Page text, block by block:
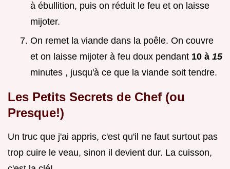
à ébullition, puis on réduit le feu et on laisse
mijoter.
On remet la viande dans la poêle. On couvre
et on laisse mijoter à feu doux pendant 10 à 15
minutes , jusqu'à ce que la viande soit tendre.
Les Petits Secrets de Chef (ou
Presque!)
Un truc que j'ai appris, c'est qu'il ne faut surtout pas
trop cuire le veau, sinon il devient dur. La cuisson,